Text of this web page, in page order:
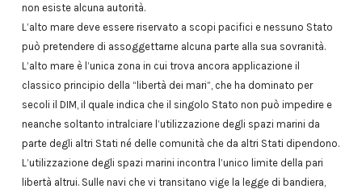
non esiste alcuna autorità.
L’alto mare deve essere riservato a scopi pacifici e nessuno Stato
può pretendere di assoggettarne alcuna parte alla sua sovranità.
L’alto mare è l’unica zona in cui trova ancora applicazione il
classico principio della “libertà dei mari”, che ha dominato per
secoli il DIM, il quale indica che il singolo Stato non può impedire e
neanche soltanto intralciare l’utilizzazione degli spazi marini da
parte degli altri Stati né delle comunità che da altri Stati dipendono.
L’utilizzazione degli spazi marini incontra l’unico limite della pari
libertà altrui. Sulle navi che vi transitano vige la legge di bandiera,